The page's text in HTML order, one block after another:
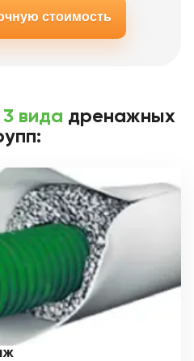
стоимость
3 вида дренажных